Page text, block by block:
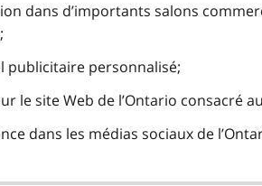
dans d’importants salons
publicitaire personnalisé;
le site Web de l’Ontario consacré
dans les médias sociaux de